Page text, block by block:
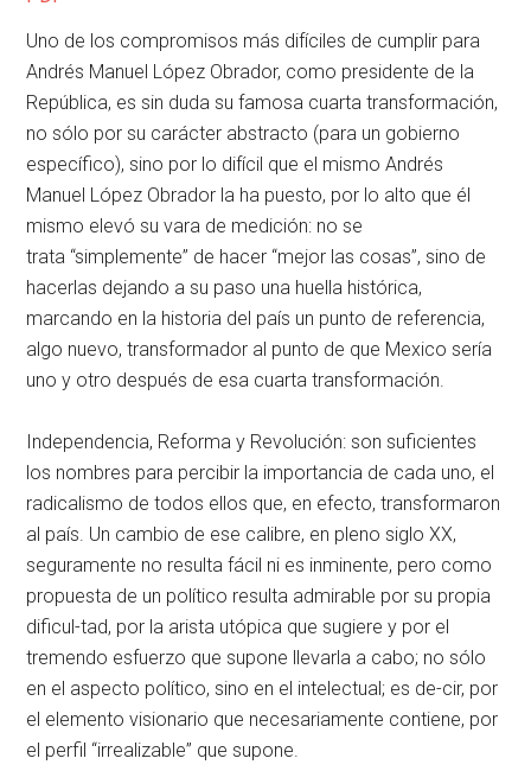
Uno de los compromisos más difíciles de cumplir para
Andrés Manuel López Obrador, como presidente de la
República, es sin duda su famosa cuarta transformación,
no sólo por su carácter abstracto (para un gobierno
específico), sino por lo difícil que el mismo Andrés
Manuel López Obrador la ha puesto, por lo alto que él
mismo elevó su vara de medición: no se
trata simplemente de hacer mejor las cosas , sino de
hacerlas dejando a su paso una huella histórica,
marcando en la historia del país un punto de referencia,
algo nuevo, transformador al punto de que Mexico sería
uno y otro después de esa cuarta transformación.
Independencia, Reforma y Revolución: son suficientes
los nombres para percibir la importancia de cada uno, el
radicalismo de todos ellos que, en efecto, transformaron
al país. Un cambio de ese calibre, en pleno siglo XX,
seguramente no resulta fácil ni es inminente, pero como
propuesta de un político resulta admirable por su propia
dificul-tad, por la arista utópica que sugiere y por el
tremendo esfuerzo que supone llevarla a cabo; no sólo
en el aspecto político, sino en el intelectual; es de-cir, por
el elemento visionario que necesariamente contiene, por
el perfil
irrealizable que supone.